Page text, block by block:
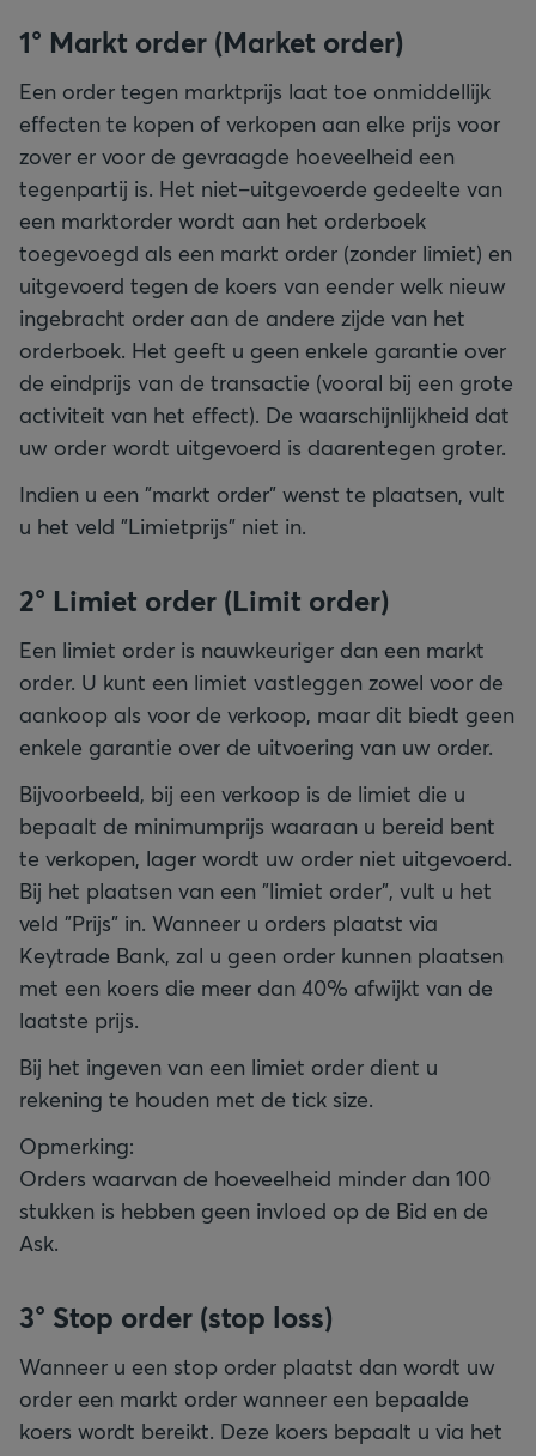
1° Markt order (Market order)
Een order tegen marktprijs laat toe onmiddellijk
effecten te kopen of verkopen aan elke prijs voor
zover er voor de gevraagde hoeveelheid een
tegenpartij is. Het niet–uitgevoerde gedeelte van
een marktorder wordt aan het orderboek
toegevoegd als een markt order (zonder limiet) en
uitgevoerd tegen de koers van eender welk nieuw
ingebracht order aan de andere zijde van het
orderboek. Het geeft u geen enkele garantie over
de eindprijs van de transactie (vooral bij een grote
activiteit van het effect). De waarschijnlijkheid dat
uw order wordt uitgevoerd is daarentegen groter.
Indien u een "markt order" wenst te plaatsen, vult
u het veld "Limietprijs" niet in.
2° Limiet order (Limit order)
Een limiet order is nauwkeuriger dan een markt
order. U kunt een limiet vastleggen zowel voor de
aankoop als voor de verkoop, maar dit biedt geen
enkele garantie over de uitvoering van uw order.
Bijvoorbeeld, bij een verkoop is de limiet die u
bepaalt de minimumprijs waaraan u bereid bent
te verkopen, lager wordt uw order niet uitgevoerd.
Bij het plaatsen van een "limiet order", vult u het
veld "Prijs" in. Wanneer u orders plaatst via
Keytrade Bank, zal u geen order kunnen plaatsen
met een koers die meer dan 40% afwijkt van de
laatste prijs.
Bij het ingeven van een limiet order dient u
rekening te houden met de tick size.
Opmerking:
Orders waarvan de hoeveelheid minder dan 100
stukken is hebben geen invloed op de Bid en de
Ask.
3° Stop order (stop loss)
Wanneer u een stop order plaatst dan wordt uw
order een markt order wanneer een bepaalde
koers wordt bereikt. Deze koers bepaalt u via het